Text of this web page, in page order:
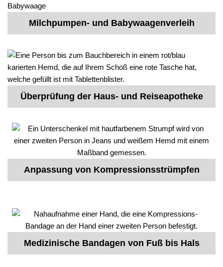
Milchpumpen- und Babywaagenverleih
Überprüfung der Haus- und Reiseapotheke
Anpassung von Kompressionsstrümpfen
Medizinische Bandagen von Fuß bis Hals